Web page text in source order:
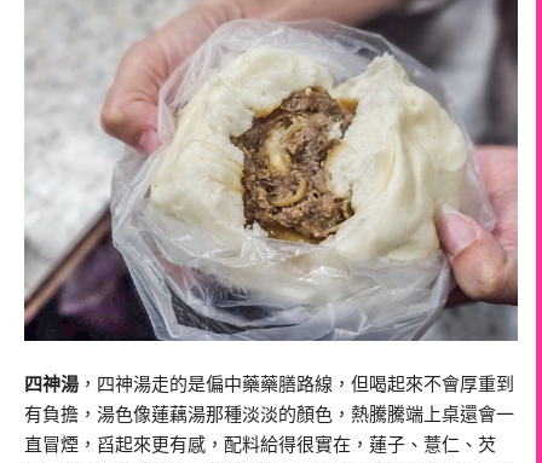
四神湯 ，四神湯走的是偏中藥藥膳路線，但喝起來不會厚重到
有負擔，湯色像蓮藕湯那種淡淡的顏色，熱騰騰端上桌還會一
直冒煙，舀起來更有感，配料給得很實在，蓮子、薏仁、芡